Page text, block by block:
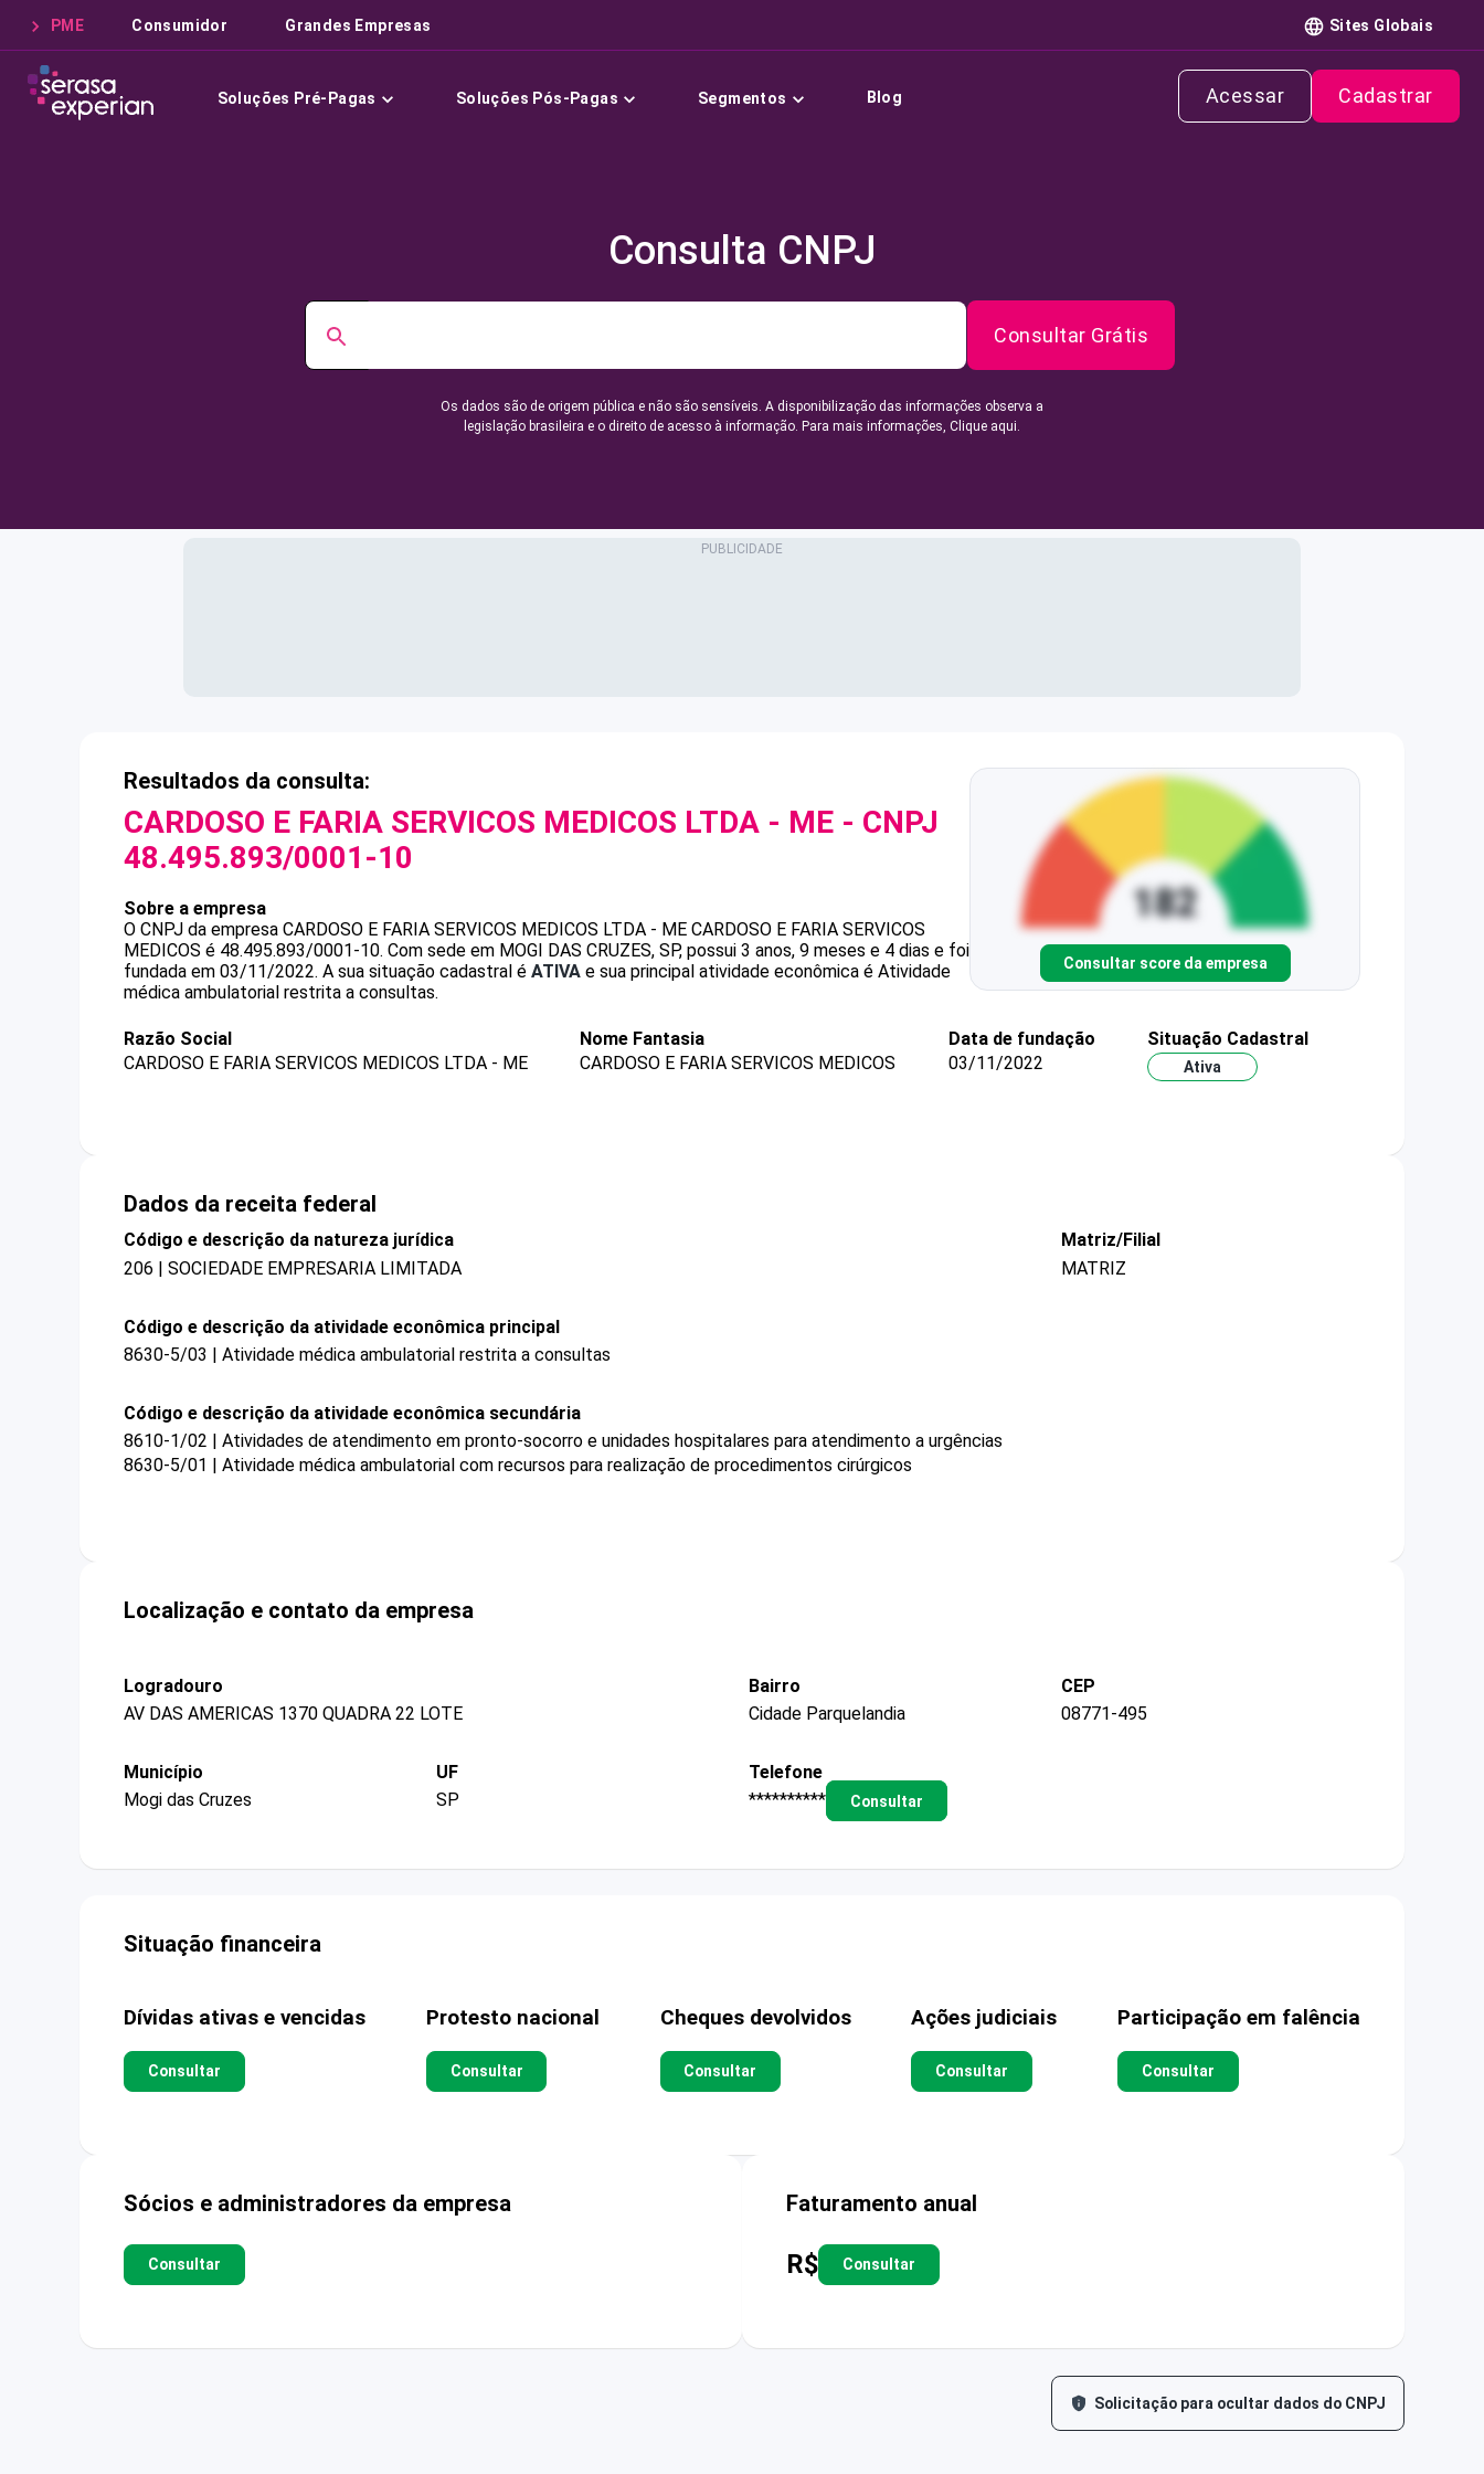
PME Consumidor Grandes Empresas Sites Globais
Soluções Pré-Pagas Soluções Pós-Pagas Segmentos Blog Acessar Cadastrar
Consulta CNPJ
Consultar Grátis
Os dados são de origem pública e não são sensíveis. A disponibilização das informações observa a
legislação brasileira e o direito de acesso à informação. Para mais informações, Clique aqui.
Resultados da consulta:
CARDOSO E FARIA SERVICOS MEDICOS LTDA - ME - CNPJ
48.495.893/0001-10
Sobre a empresa
O CNPJ da empresa CARDOSO E FARIA SERVICOS MEDICOS LTDA - ME CARDOSO E FARIA SERVICOS
MEDICOS é 48.495.893/0001-10. Com sede em MOGI DAS CRUZES, SP, possui 3 anos, 9 meses e 4 dias e foi
fundada em 03/11/2022. A sua situação cadastral é ATIVA e sua principal atividade econômica é Atividade
médica ambulatorial restrita a consultas.
Consultar score da empresa
Razão Social
CARDOSO E FARIA SERVICOS MEDICOS LTDA - ME
Nome Fantasia
CARDOSO E FARIA SERVICOS MEDICOS
Data de fundação
03/11/2022
Situação Cadastral
Ativa
Dados da receita federal
Código e descrição da natureza jurídica
206 | SOCIEDADE EMPRESARIA LIMITADA
Matriz/Filial
MATRIZ
Código e descrição da atividade econômica principal
8630-5/03 | Atividade médica ambulatorial restrita a consultas
Código e descrição da atividade econômica secundária
8610-1/02 | Atividades de atendimento em pronto-socorro e unidades hospitalares para atendimento a urgências
8630-5/01 | Atividade médica ambulatorial com recursos para realização de procedimentos cirúrgicos
Localização e contato da empresa
Logradouro
AV DAS AMERICAS 1370 QUADRA 22 LOTE
Bairro
Cidade Parquelandia
CEP
08771-495
Município
Mogi das Cruzes
UF
SP
Telefone
**********
Consultar
Situação financeira
Dívidas ativas e vencidas
Consultar
Protesto nacional
Consultar
Cheques devolvidos
Consultar
Ações judiciais
Consultar
Participação em falência
Consultar
Sócios e administradores da empresa
Consultar
Faturamento anual
R$ Consultar
Solicitação para ocultar dados do CNPJ